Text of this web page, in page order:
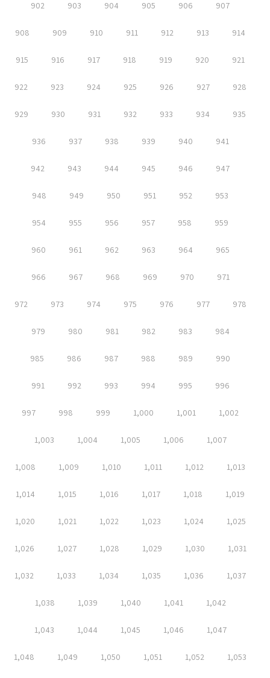
902 903 904 905 906 907
908 909 910 911 912 913 914
915 916 917 918 919 920 921
922 923 924 925 926 927 928
929 930 931 932 933 934 935
936 937 938 939 940 941
942 943 944 945 946 947
948 949 950 951 952 953
954 955 956 957 958 959
960 961 962 963 964 965
966 967 968 969 970 971
972 973 974 975 976 977 978
979 980 981 982 983 984
985 986 987 988 989 990
991 992 993 994 995 996
997 998 999 1,000 1,001 1,002
1,003 1,004 1,005 1,006 1,007
1,008 1,009 1,010 1,011 1,012 1,013
1,014 1,015 1,016 1,017 1,018 1,019
1,020 1,021 1,022 1,023 1,024 1,025
1,026 1,027 1,028 1,029 1,030 1,031
1,032 1,033 1,034 1,035 1,036 1,037
1,038 1,039 1,040 1,041 1,042
1,043 1,044 1,045 1,046 1,047
1,048 1,049 1,050 1,051 1,052 1,053